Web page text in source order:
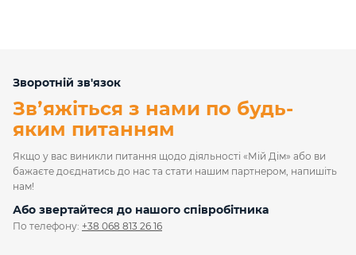
Зворотній зв'язок
Звʼяжіться з нами по будь-
яким питанням
Якщо у вас виникли питання щодо діяльності «Мій Дім» або ви
бажаєте доєднатись до нас та стати нашим партнером, напишіть
нам!
Або звертайтеся до нашого співробітника
По телефону: +38 068 813 26 16